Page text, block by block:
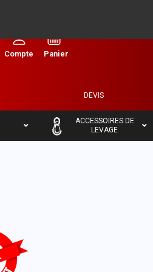
DEVIS
–
ACCESSOIRES DE
LEVAGE